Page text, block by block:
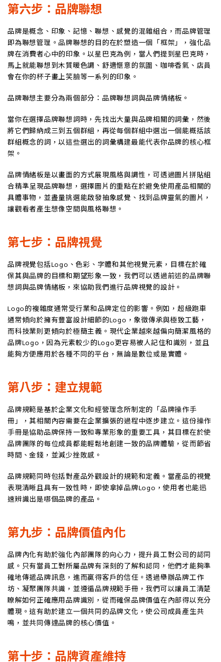
第六步：品牌聯想
品牌是概念、印象、記憶、聯想、感覺的混雜組合，而品牌管理
即為聯想管理。品牌聯想的目的在於塑造一個「框架」，強化品
牌在消費者心中的印象。以星巴克為例，當人們提到星巴克時，
馬上就能聯想到木質暖色調、舒適愜意的氛圍、咖啡香氣、店員
會在你的杯子畫上笑臉等一系列的印象。
品牌聯想主要分為兩個部分：品牌聯想詞與品牌情緒板。
當你在選擇品牌聯想詞時，先找出大量與品牌相關的詞彙，然後
將它們歸納成三到五個群組，再從每個群組中選出一個能概括該
群組概念的詞，以這些選出的詞彙構建最能代表你品牌的核心框
架。
品牌情緒板是以畫面的方式展現風格與調性，可透過圖片拼貼組
合精準呈現品牌聯想，選擇圖片的重點在於避免使用產品相關的
具體事物，並盡量挑選能啟發抽象感覺、找到品牌靈氣的圖片，
讓觀看者產生想像空間與風格聯想。
第七步：品牌視覺
品牌視覺包括Logo、色彩、字體和其他視覺元素，目標在於確
保其與品牌的目標和期望形象一致，我們可以透過前述的品牌聯
想詞與品牌情緒板，來協助我們進行品牌視覺的設計。
Logo的複雜度通常受行業和品牌定位的影響。例如，超級跑車
通常傾向於擁有豐富設計細節的Logo，象徵傳承與極致工藝，
而科技業則更傾向於極簡主義。現代企業越來越偏向簡潔風格的
品牌Logo，因為元素較少的Logo更容易被人記住和識別，並且
能夠方便應用於各種不同的平台，無論是數位或是實體。
第八步：建立規範
品牌規範是基於企業文化和經營理念所制定的「品牌操作手
冊」，其相關內容需要在企業擴張的過程中逐步建立。這份操作
手冊是協助品牌保持一致和專業形象的重要工具，其目標在於使
品牌團隊的每位成員都能輕鬆地創建一致的品牌體驗，從而節省
時間、金錢，並減少挫敗感。
品牌規範同時包括對產品外觀設計的規範和定義。當產品的視覺
表現清晰且具有一致性時，即使拿掉品牌Logo，使用者也能迅
速辨識出是哪個品牌的產品。
第九步：品牌價值內化
品牌內化有助於強化內部團隊的向心力，提升員工對公司的認同
感。只有當員工對所屬品牌有深刻的了解和認同，他們才能夠準
確地傳遞品牌訊息，進而贏得客戶的信任。透過舉辦品牌工作
坊、凝聚團隊共識，並遵循品牌規範手冊，我們可以讓員工清楚
瞭解如何正確應用品牌識別，從而確保品牌價值在內部得以充分
體現。這有助於建立一個共同的品牌文化，使公司成員產生共
鳴，並共同傳達品牌的核心價值。
第十步：品牌資產維持